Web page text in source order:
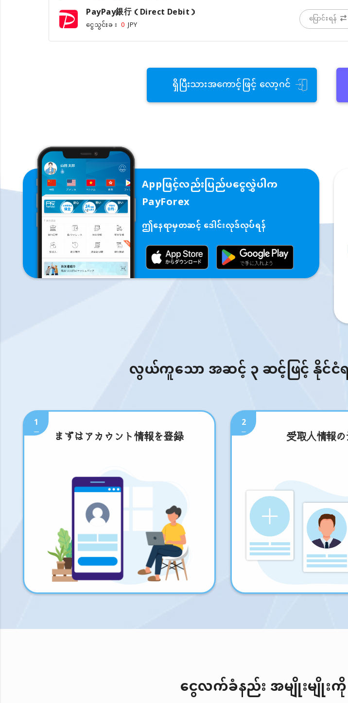
PayPay銀行（Direct Debit）
ငွေသွင်းခ： 0 JPY ပြောင်းရန်
ရှိပြီးသားအကောင့်ဖြင့် လော့ဂင်
Appဖြင့်လည်းပြည်ပငွေလွှဲပါက
PayForex
ဤနေရာမှတဆင့် ဒေါင်းလုဒ်လုပ်ရန်
လွယ်ကူသော အဆင့် ၃ ဆင့်ဖြင့် နိုင်ငံရ
1
まずはアカウント情報を登録
2
受取人情報
ငွေလက်ခံနည်း အမျိုးမျိုး